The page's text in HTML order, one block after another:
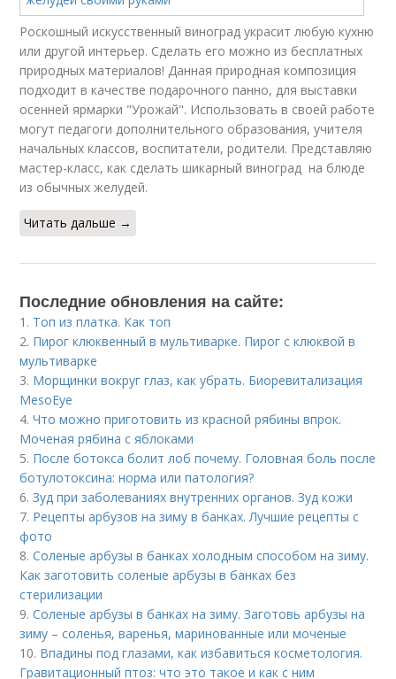
Роскошный искусственный виноград украсит любую кухню
или другой интерьер. Сделать его можно из бесплатных
природных материалов! Данная природная композиция
подходит в качестве подарочного панно, для выставки
осенней ярмарки "Урожай". Использовать в своей работе
могут педагоги дополнительного образования, учителя
начальных классов, воспитатели, родители. Представляю
мастер-класс, как сделать шикарный виноград на блюде
из обычных желудей.
Читать дальше →
Последние обновления на сайте:
1. Топ из платка. Как топ
2. Пирог клюквенный в мультиварке. Пирог с клюквой в
мультиварке
3. Морщинки вокруг глаз, как убрать. Биоревитализация
MesoEye
4.Что можно приготовить из красной рябины впрок.
Моченая рябина с яблоками
5. После ботокса болит лоб почему. Головная боль после
ботулотоксина: норма или патология?
6.Зуд при заболеваниях внутренних органов. Зуд кожи
7. Рецепты арбузов на зиму в банках. Лучшие рецепты с
фото
8.Соленые арбузы в банках холодным способом на зиму.
Как заготовить соленые арбузы в банках без
стерилизации
9.Соленые арбузы в банках на зиму. Заготовь арбузы на
зиму – соленья, варенья, маринованные или моченые
10. Впадины под глазами, как избавиться косметология.
Гравитационный птоз: что это такое и как с ним